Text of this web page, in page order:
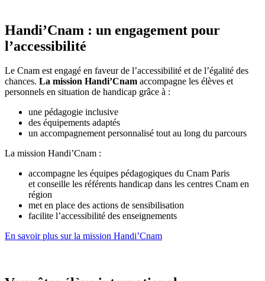
Handi’Cnam : un engagement pour
l’accessibilité
Le Cnam est engagé en faveur de l’accessibilité et de l’égalité des
chances. La mission Handi’Cnam accompagne les élèves et
personnels en situation de handicap grâce à :
une pédagogie inclusive
des équipements adaptés
un accompagnement personnalisé tout au long du parcours
La mission Handi’Cnam :
accompagne les équipes pédagogiques du Cnam Paris
et conseille les référents handicap dans les centres Cnam en
région
met en place des actions de sensibilisation
facilite l’accessibilité des enseignements
En savoir plus sur la mission Handi’Cnam